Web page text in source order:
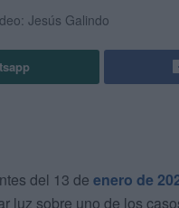
Jesús Galindo
del 13 de enero de
luz sobre uno de los